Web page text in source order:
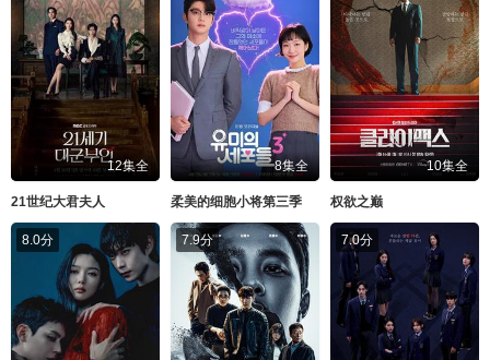
12集全
21世纪大君夫人
8集全
柔美的细胞小将第三季
10集全
权欲之巅
8.0分 7.9分 7.0分